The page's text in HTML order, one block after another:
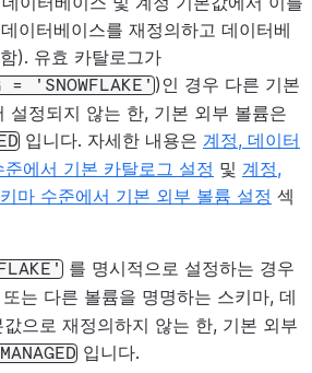
이터베이스를 재정의하고 데이터베
). 유효 카탈로그가
= 'SNOWFLAKE')인 경우 다른 기본
설정되지 않는 한, 기본 외부 볼륨은
입니다. 자세한 내용은 계정, 데이터
에서 기본 카탈로그 설정 및 계정,
마 수준에서 기본 외부 볼륨 설정 섹
를 명시적으로 설정하는 경우
또는 다른 볼륨을 명명하는 스키마, 데
으로 재정의하지 않는 한, 기본 외부
입니다.